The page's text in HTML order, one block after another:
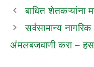
बाधित शेतकऱ्यांना
सर्वसामान्य
अंमलबजवाणी करा –